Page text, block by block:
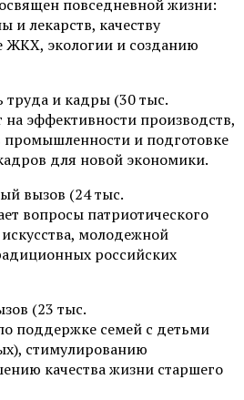
повседневной жизни:
и лекарств, качеству
ЖКХ, экологии и созданию
труда и кадры (30 тыс.
эффективности производств,
и подготовке
для новой экономики.
вызов (24 тыс.
вопросы патриотического
молодежной
российских
(23 тыс.
поддержке семей с детьми
стимулированию
качества жизни старшего